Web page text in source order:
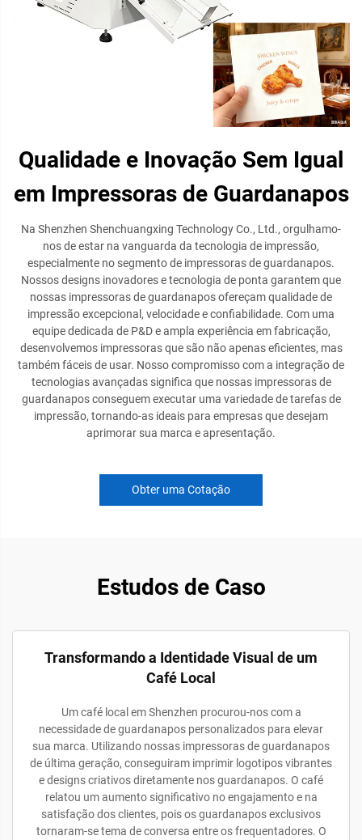
Qualidade e Inovação Sem Igual
em Impressoras de Guardanapos
Na Shenzhen Shenchuangxing Technology Co., Ltd., orgulhamo-
nos de estar na vanguarda da tecnologia de impressão,
especialmente no segmento de impressoras de guardanapos.
Nossos designs inovadores e tecnologia de ponta garantem que
nossas impressoras de guardanapos ofereçam qualidade de
impressão excepcional, velocidade e confiabilidade. Com uma
equipe dedicada de P&D e ampla experiência em fabricação,
desenvolvemos impressoras que são não apenas eficientes, mas
também fáceis de usar. Nosso compromisso com a integração de
tecnologias avançadas significa que nossas impressoras de
guardanapos conseguem executar uma variedade de tarefas de
impressão, tornando-as ideais para empresas que desejam
aprimorar sua marca e apresentação.
Obter uma Cotação
Estudos de Caso
Transformando a Identidade Visual de um
Café Local
Um café local em Shenzhen procurou-nos com a
necessidade de guardanapos personalizados para elevar
sua marca. Utilizando nossas impressoras de guardanapos
de última geração, conseguiram imprimir logotipos vibrantes
e designs criativos diretamente nos guardanapos. O café
relatou um aumento significativo no engajamento e na
satisfação dos clientes, pois os guardanapos exclusivos
tornaram-se tema de conversa entre os frequentadores. O